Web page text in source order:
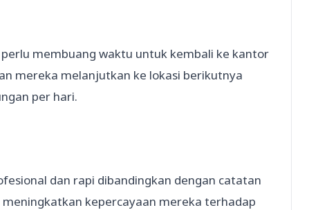
membuang waktu untuk kembali ke kantor
mereka melanjutkan ke lokasi berikutnya
per hari.
dan rapi dibandingkan dengan catatan
kepercayaan mereka terhadap